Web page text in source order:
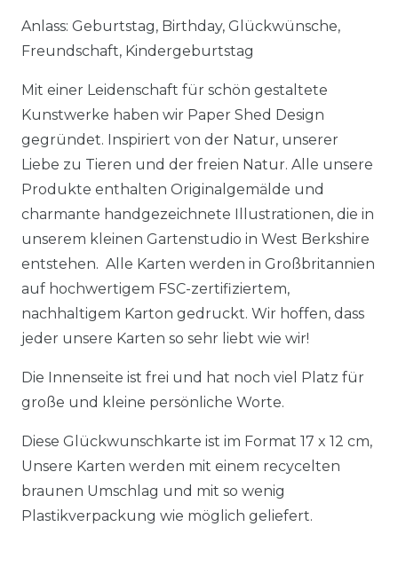
Anlass: Geburtstag, Birthday, Glückwünsche,
Freundschaft, Kindergeburtstag
Mit einer Leidenschaft für schön gestaltete
Kunstwerke haben wir Paper Shed Design
gegründet. Inspiriert von der Natur, unserer
Liebe zu Tieren und der freien Natur. Alle unsere
Produkte enthalten Originalgemälde und
charmante handgezeichnete Illustrationen, die in
unserem kleinen Gartenstudio in West Berkshire
entstehen. Alle Karten werden in Großbritannien
auf hochwertigem FSC-zertifiziertem,
nachhaltigem Karton gedruckt. Wir hoffen, dass
jeder unsere Karten so sehr liebt wie wir!
Die Innenseite ist frei und hat noch viel Platz für
große und kleine persönliche Worte.
Diese Glückwunschkarte ist im Format 17 x 12 cm,
Unsere Karten werden mit einem recycelten
braunen Umschlag und mit so wenig
Plastikverpackung wie möglich geliefert.